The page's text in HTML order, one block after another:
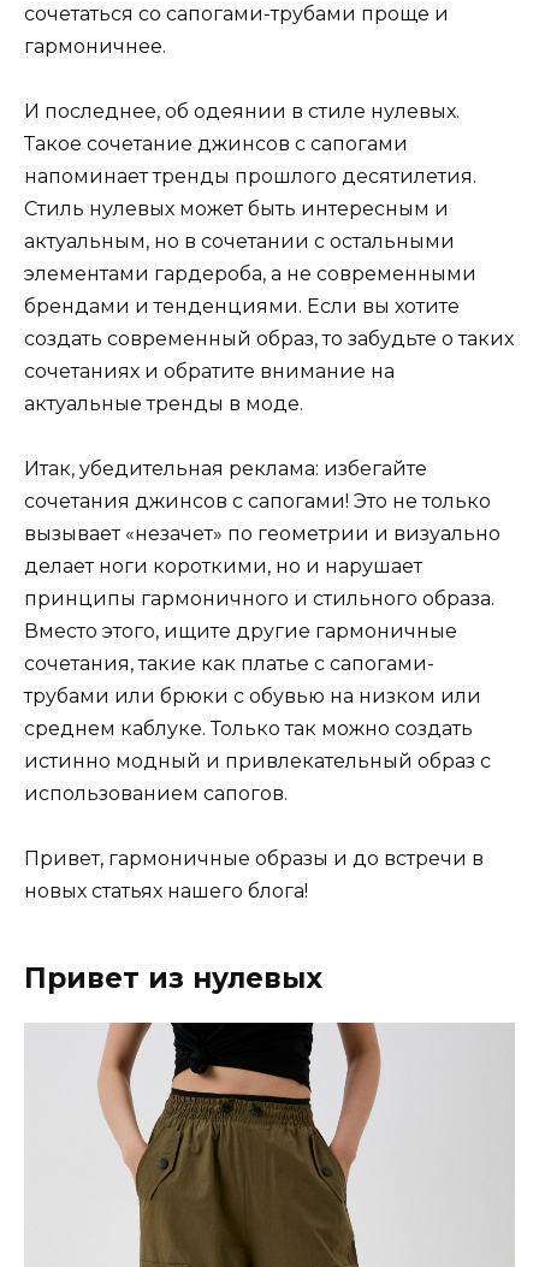
сочетаться со сапогами-трубами проще и
гармоничнее.
И последнее, об одеянии в стиле нулевых.
Такое сочетание джинсов с сапогами
напоминает тренды прошлого десятилетия.
Стиль нулевых может быть интересным и
актуальным, но в сочетании с остальными
элементами гардероба, а не современными
брендами и тенденциями. Если вы хотите
создать современный образ, то забудьте о таких
сочетаниях и обратите внимание на
актуальные тренды в моде.
Итак, убедительная реклама: избегайте
сочетания джинсов с сапогами! Это не только
вызывает «незачет» по геометрии и визуально
делает ноги короткими, но и нарушает
принципы гармоничного и стильного образа.
Вместо этого, ищите другие гармоничные
сочетания, такие как платье с сапогами-
трубами или брюки с обувью на низком или
среднем каблуке. Только так можно создать
истинно модный и привлекательный образ с
использованием сапогов.
Привет, гармоничные образы и до встречи в
новых статьях нашего блога!
Привет из нулевых